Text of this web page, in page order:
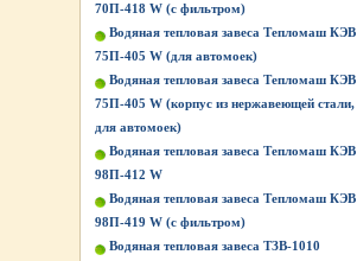
70П-418 W (с фильтром)
Водяная тепловая завеса Тепломаш КЭВ
75П-405 W (для автомоек)
Водяная тепловая завеса Тепломаш КЭВ
75П-405 W (корпус из нержавеющей стали,
для автомоек)
Водяная тепловая завеса Тепломаш КЭВ
98П-412 W
Водяная тепловая завеса Тепломаш КЭВ
98П-419 W (с фильтром)
Водяная тепловая завеса ТЗВ-1010